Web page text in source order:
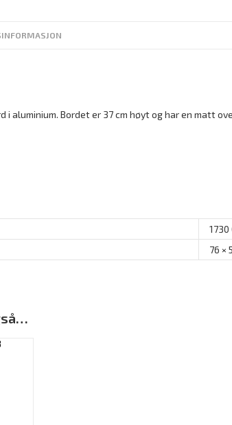
i aluminium. Bordet er 37 cm høyt og har en matt
1730
76 ×